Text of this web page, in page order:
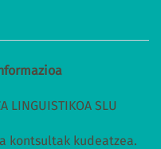
LINGUISTIKOA SLU
kontsultak kudeatzea.